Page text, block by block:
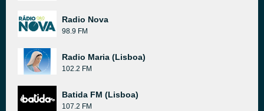
Radio Nova
98.9 FM
Radio Maria (Lisboa)
102.2 FM
Batida FM (Lisboa)
107.2 FM